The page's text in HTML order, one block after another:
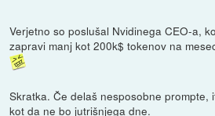
Verjetno so poslušal Nvidinega CEO-a,
zapravi manj kot 200k$ tokenov na
Skratka. Če delaš nesposobne prompte,
kot da ne bo jutrišnjega dne.